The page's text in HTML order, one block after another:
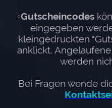
▫️Gutscheincodes
eingegeben
kleingedruckten
anklickt.
werden
Bei Fragen wende